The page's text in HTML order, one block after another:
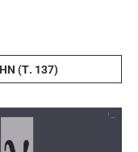
(Τ. 137)